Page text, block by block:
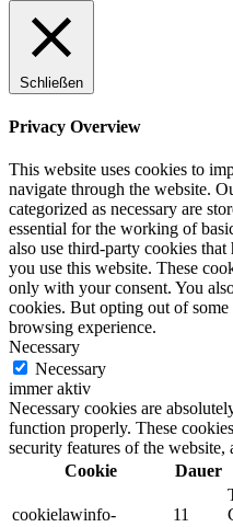
Schließen
Privacy Overview
This website uses cookies to
navigate through the website.
categorized as necessary are
essential for the working of
also use third-party cookies
you use this website. These
only with your consent. You
cookies. But opting out of
browsing experience.
Necessary
Necessary
immer aktiv
Necessary cookies are
function properly. These
security features of the website,
Cookie
Dauer
cookielawinfo-
11